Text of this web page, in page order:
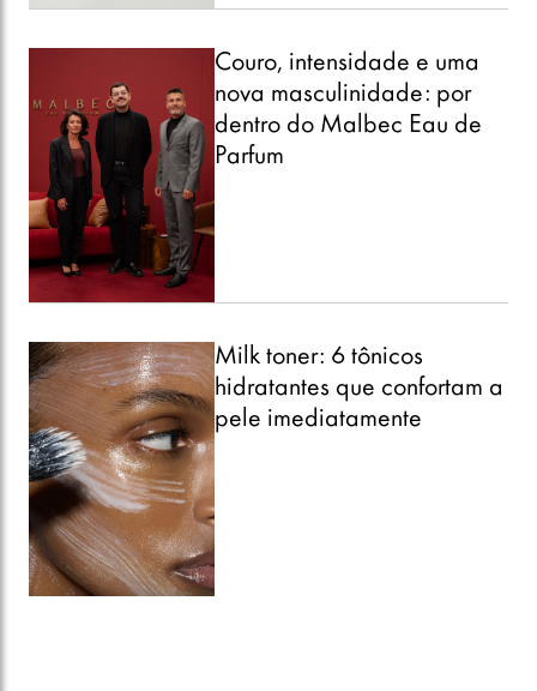
Couro, intensidade e uma
nova masculinidade: por
dentro do Malbec Eau de
Parfum
Milk toner: 6 tônicos
hidratantes que confortam a
pele imediatamente